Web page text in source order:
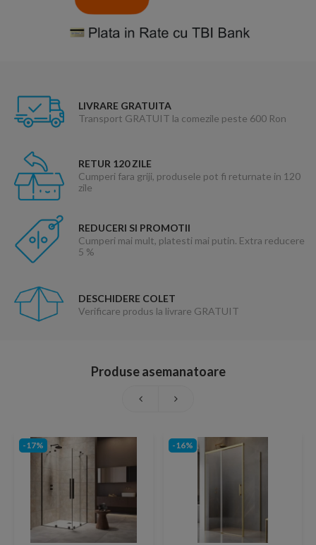
LIVRARE GRATUITA
Transport GRATUIT la comezile peste 600 Ron
RETUR 120 ZILE
Cumperi fara griji, produsele pot fi returnate in 120
zile
REDUCERI SI PROMOTII
Cumperi mai mult, platesti mai putin. Extra reducere
5 %
DESCHIDERE COLET
Verificare produs la livrare GRATUIT
Produse asemanatoare
-17% -16%